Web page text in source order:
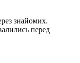
знайомих.
перед